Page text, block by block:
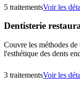
5 traitementsVoir les
Dentisterie
Couvre les méthodes
l'esthétique des dents
3 traitementsVoir les